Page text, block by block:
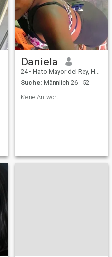
Daniela
24 • Hato Mayor del Rey, Hato Mayor, Dom. Rep.
Suche: Männlich 26 - 52
Keine Antwort